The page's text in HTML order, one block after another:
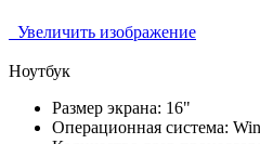
Увеличить изображение
Ноутбук
Размер экрана: 16"
Операционная система: